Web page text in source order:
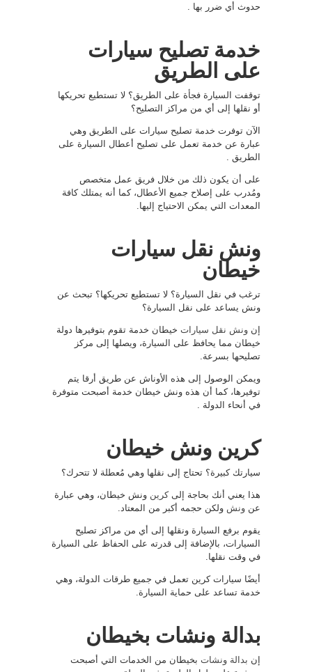
حدوث أي ضرر بها .
خدمة تصليح سيارات
على الطريق
توقفت السيارة فجأة على الطريق؟ لا تستطيع تحريكها
أو نقلها إلى أي من مراكز التصليح؟
الآن توفرت خدمة تصليح سيارات على الطريق وهي
عبارة عن خدمة تعمل على تصليح أعطال السيارة على
الطريق .
على أن يكون ذلك من خلال فريق عمل متخصص
ومُدرب على إصلاح جميع الأعطال، كما أنه يمتلك كافة
المعدات التي يمكن الاحتياج إليها.
ونش نقل سيارات
خيطان
ترغب في نقل السيارة؟ لا تستطيع تحريكها؟ تبحث عن
ونش يساعد على نقل السيارة؟
إن ونش نقل سيارات خيطان خدمة تقوم بتوفيرها دولة
خيطان مما يحافظ على السيارة، ويصلها إلى مركز
تصليحها بسرعة.
ويمكن الوصول إلى هذه الأوناش عن طريق أرقا يتم
توفيرها، كما أن هذه ونش خيطان خدمة أصبحت متوفرة
في أنحاء الدولة .
كرين ونش خيطان
سيارتك كبيرة؟ تحتاج إلى نقلها وهي مُعطلة لا تتحرك؟
هذا يعني أنك بحاجة إلىكرين ونش خيطان، وهي عبارة
عن ونش ولكن حجمه أكبر من المعتاد.
يقوم برفع السيارة ونقلها إلى أي من مراكز تصليح
السيارات، بالإضافة إلى قدرته على الحفاظ على السيارة
في وقت نقلها.
أيضًا سيارات كرين تعمل في جميع طرقات الدولة، وهي
خدمة تساعد على حماية السيارة.
بدالة ونشات بخيطان
إن بدالة ونشات بخيطان من الخدمات التي أصبحت